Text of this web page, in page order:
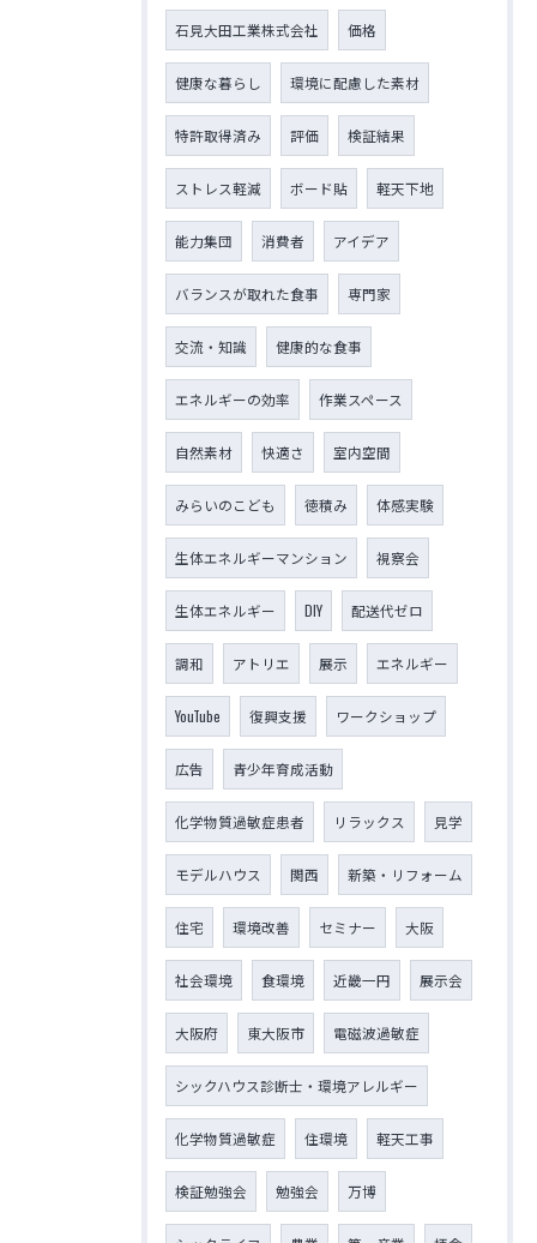
石見大田工業株式会社 価格
健康な暮らし 環境に配慮した素材
特許取得済み 評価 検証結果
ストレス軽減 ボード貼 軽天下地
能力集団 消費者 アイデア
バランスが取れた食事 専門家
交流・知識 健康的な食事
エネルギーの効率 作業スペース
自然素材 快適さ 室内空間
みらいのこども 徳積み 体感実験
生体エネルギーマンション 視察会
生体エネルギー DIY 配送代ゼロ
調和 アトリエ 展示 エネルギー
YouTube 復興支援 ワークショップ
広告 青少年育成活動
化学物質過敏症患者 リラックス 見学
モデルハウス 関西 新築・リフォーム
住宅 環境改善 セミナー 大阪
社会環境 食環境 近畿一円 展示会
大阪府 東大阪市 電磁波過敏症
シックハウス診断士・環境アレルギー
化学物質過敏症 住環境 軽天工事
検証勉強会 勉強会 万博